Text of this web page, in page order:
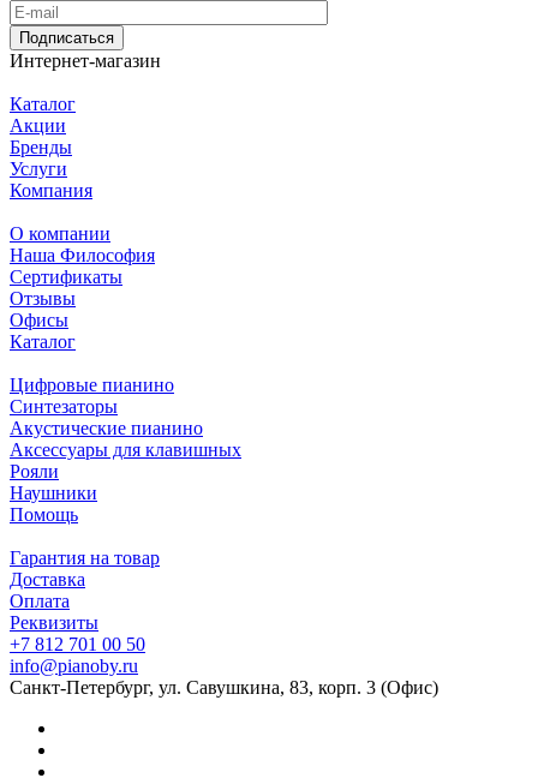
Подписаться
Интернет-магазин
Каталог
Акции
Бренды
Услуги
Компания
О компании
Наша Философия
Сертификаты
Отзывы
Офисы
Каталог
Цифровые пианино
Синтезаторы
Акустические пианино
Аксессуары для клавишных
Рояли
Наушники
Помощь
Гарантия на товар
Доставка
Оплата
Реквизиты
+7 812 701 00 50
info@pianoby.ru
Санкт-Петербург, ул. Савушкина, 83, корп. 3 (Офис)